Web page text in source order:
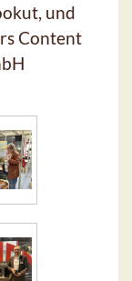
und
Content